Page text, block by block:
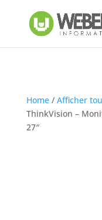
Home/ Afficher
ThinkVision –
27″